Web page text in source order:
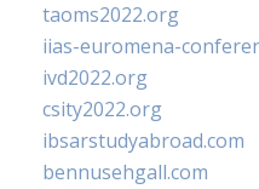
taoms2022.org
iias-euromena-
ivd2022.org
csity2022.org
ibsarstudyabroad.com
bennusehgall.com